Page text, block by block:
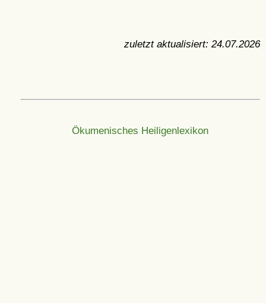
zuletzt aktualisiert: 24.07.2026
Ökumenisches Heiligenlexikon